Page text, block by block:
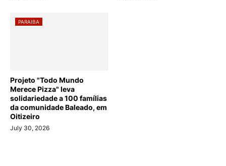
PARAIBA
Projeto "Todo Mundo
Merece Pizza" leva
solidariedade a 100 famílias
da comunidade Baleado, em
Oitizeiro
July 30, 2026